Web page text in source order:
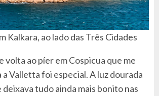
Kalkara, ao lado das Três Cidades
volta ao píer em Cospicua que me
Valletta foi especial. A luz dourada
tudo ainda mais bonito nas